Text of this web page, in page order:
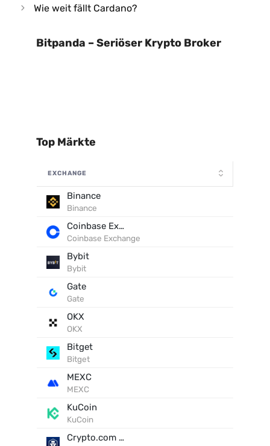
Wie weit fällt Cardano?
Bitpanda – Seriöser Krypto Broker
Top Märkte
EXCHANGE
Binance
Binance
Coinbase Exchange
Coinbase Exchange
Bybit
Bybit
Gate
Gate
OKX
OKX
Bitget
Bitget
MEXC
MEXC
KuCoin
KuCoin
Crypto.com Exchange